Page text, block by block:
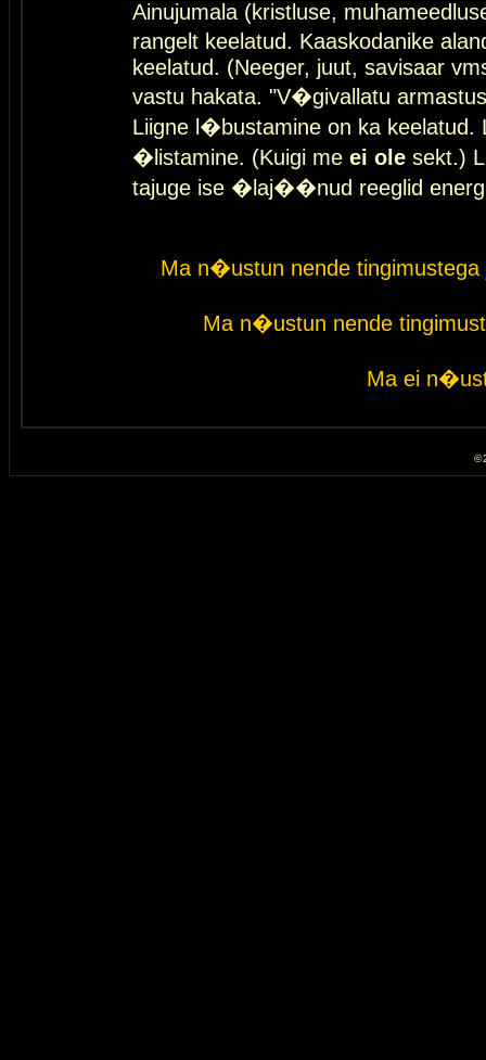
Ainujumala (kristluse,
rangelt keelatud. Kaaskodanike
keelatud. (Neeger, juut, savisaar
vastu hakata. "V�givallatu
Liigne l�bustamine on ka keelatud.
�listamine. (Kuigi me ei ole sekt.)
tajuge ise �laj��nud reeglid
Ma n�ustun nende
Ma n�ustun nende
Ma ei
©